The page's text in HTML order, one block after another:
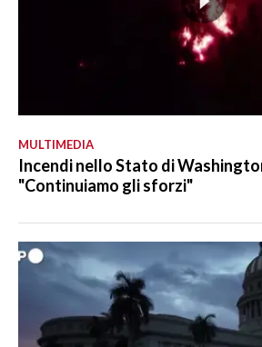
MULTIMEDIA
Incendi nello Stato di
"Continuiamo gli sforzi"